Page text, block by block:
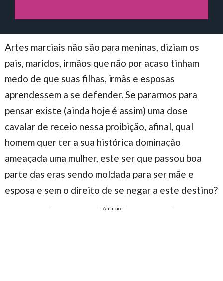
Artes marciais não são para meninas, diziam os
pais, maridos, irmãos que não por acaso tinham
medo de que suas filhas, irmãs e esposas
aprendessem a se defender. Se pararmos para
pensar existe (ainda hoje é assim) uma dose
cavalar de receio nessa proibição, afinal, qual
homem quer ter a sua histórica dominação
ameaçada uma mulher, este ser que passou boa
parte das eras sendo moldada para ser mãe e
esposa e sem o direito de se negar a este destino?
Anúncio